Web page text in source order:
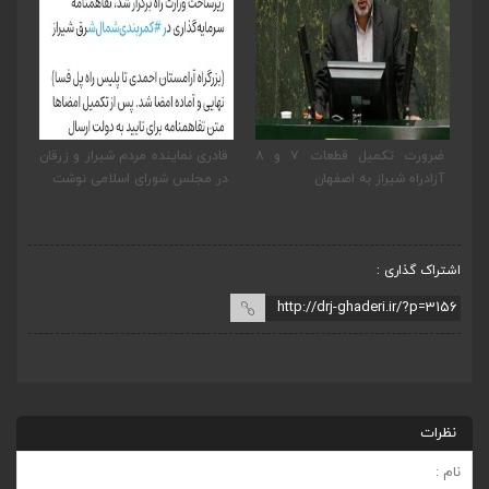
قادری نماینده مردم شیراز و زرقان
در مجلس شورای اسلامی نوشت
پیگیری دکتر قادری و سایر
نمایندگان شیراز ارتقاء داریون به
اشتراک گذاری :
نظرات